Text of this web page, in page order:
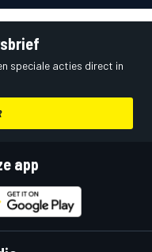
speciale acties direct in
app